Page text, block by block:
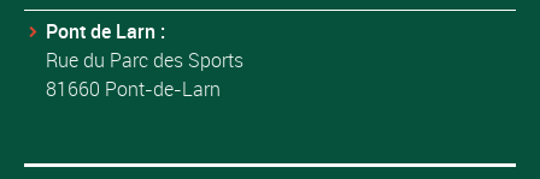
Pont de Larn :
Rue du Parc des Sports
81660 Pont-de-Larn